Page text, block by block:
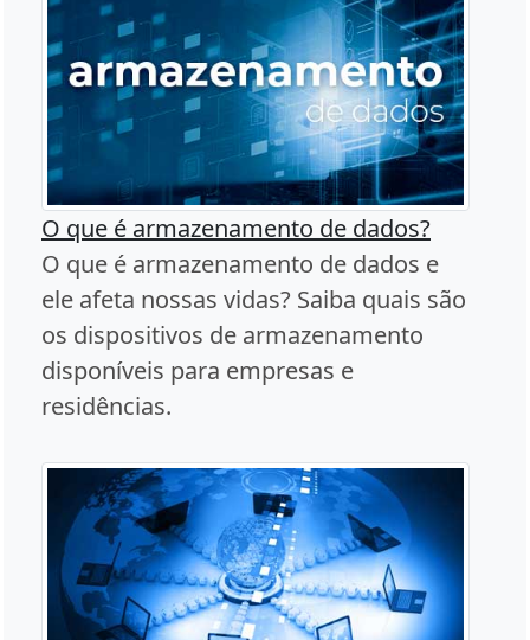
O que é armazenamento de dados?
O que é armazenamento de dados e
ele afeta nossas vidas? Saiba quais são
os dispositivos de armazenamento
disponíveis para empresas e
residências.